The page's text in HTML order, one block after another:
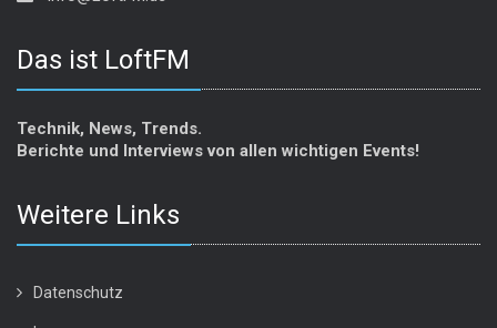
Das ist LoftFM
Technik, News, Trends.
Berichte und Interviews von allen wichtigen Events!
Weitere Links
Datenschutz